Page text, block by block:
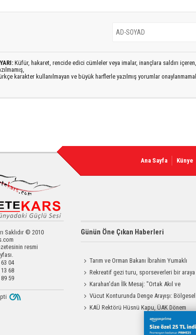
Küfür, hakaret, rencide edici cümleler veya imalar, inançlara saldırı
karakter kullanılmayan ve büyük harflerle yazılmış yorumlar
Ana Sayfa Künye
Saklıdır © 2010
resmi
04
68
59
Günün Öne Çıkan Haberleri
Tarım ve Orman Bakanı İbrahim Yumaklı
Kars'a Geliyor
Rekreatif gezi turu, sporseverleri bir araya
getirdi
Karahan'dan İlk Mesaj: "Ortak Akıl ve
Dayanışmayla Çalışacağız"
Vücut Konturunda Denge Arayışı: Bölgesel
Yağ Alma Sürecinin Tüm Aşamaları
KAÜ Rektörü Hüsnü Kapu, ÜAK Dönem